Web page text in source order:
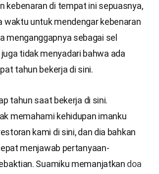
kebenaran di tempat ini sepuasnya,
waktu untuk mendengar kebenaran
menganggapnya sebagai sel
tidak menyadari bahwa ada
tahun bekerja di sini.
tahun saat bekerja di sini.
memahami kehidupan imanku
kami di sini, dan dia bahkan
menjawab pertanyaan-
Suamiku memanjatkan doa